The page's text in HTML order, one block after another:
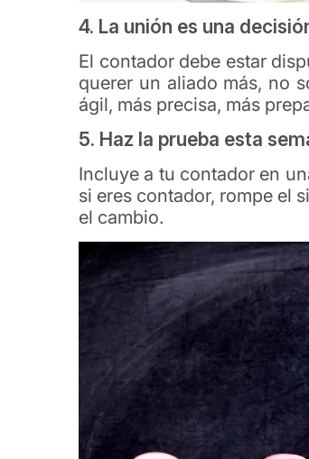
4. La unión es una
El contador debe estar
querer un aliado más, no
ágil, más precisa, más
5. Haz la prueba esta
Incluye a tu contador en
si eres contador, rompe el
el cambio.